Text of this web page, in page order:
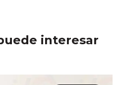
interesar